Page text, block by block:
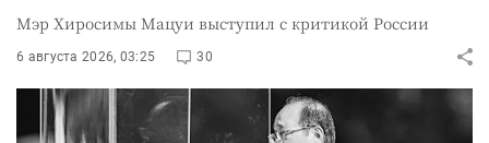
Мэр Хиросимы Мацуи выступил с критикой России
6 августа 2026, 03:25 30